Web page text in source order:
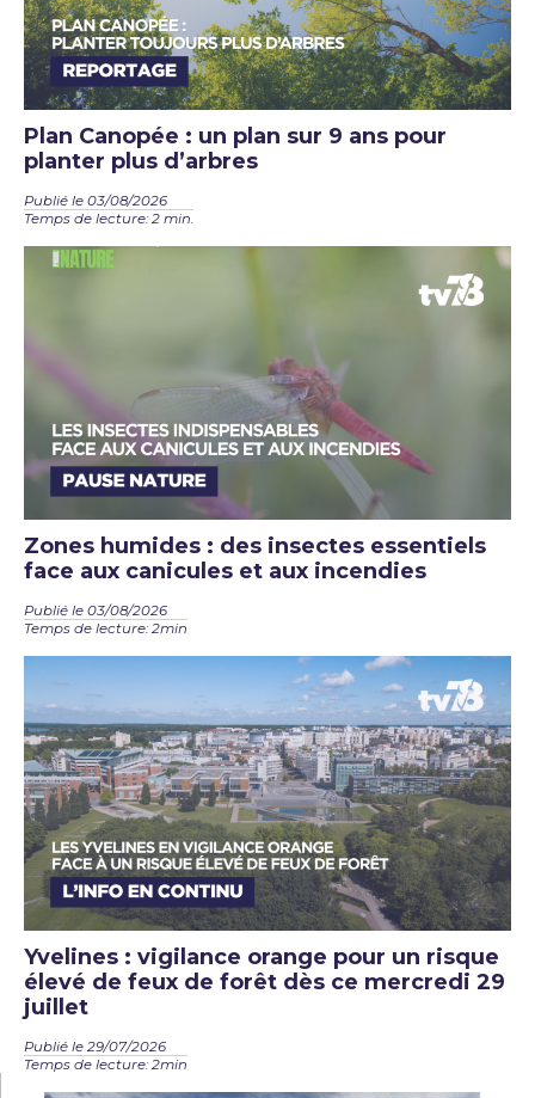
Plan Canopée : un plan sur 9 ans pour
planter plus d’arbres
Publié le 03/08/2026
Temps de lecture: 2 min.
Zones humides : des insectes essentiels
face aux canicules et aux incendies
Publié le 03/08/2026
Temps de lecture: 2min
Yvelines : vigilance orange pour un risque
élevé de feux de forêt dès ce mercredi 29
juillet
Publié le 29/07/2026
Temps de lecture: 2min